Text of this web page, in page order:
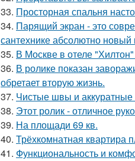
33. Просторная спальня
34. Парящий экран - это
сантехнике абсолютно новый
35. В Москве в отеле
36. В ролике показан
обретает вторую жизнь.
37. Чистые швы и аккуратные
38. Этот ролик - отличное
39. На площади 69 кв.
40. Трёхкомнатная квартира
41. Функциональность и